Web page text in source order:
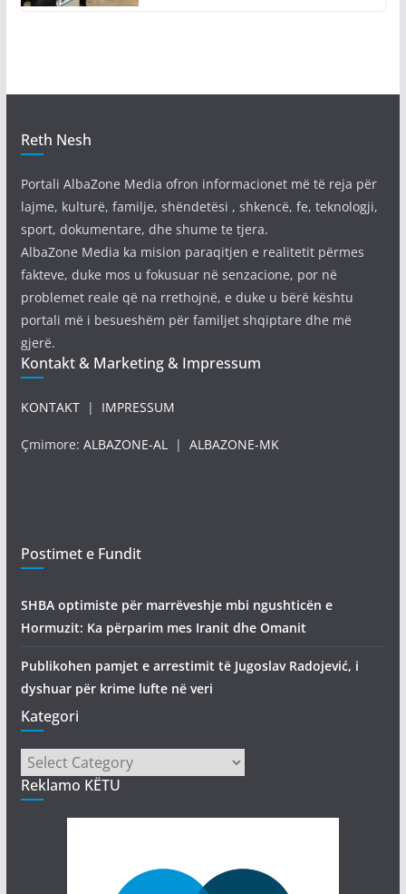
Reth Nesh
Portali AlbaZone Media ofron informacionet më të reja për
lajme, kulturë, familje, shëndetësi , shkencë, fe, teknologji,
sport, dokumentare, dhe shume te tjera.
AlbaZone Media ka mision paraqitjen e realitetit përmes
fakteve, duke mos u fokusuar në senzacione, por në
problemet reale që na rrethojnë, e duke u bërë kështu
portali më i besueshëm për familjet shqiptare dhe më
gjerë.
Kontakt & Marketing & Impressum
KONTAKT| IMPRESSUM
Çmimore: ALBAZONE-AL| ALBAZONE-MK
Postimet e Fundit
SHBA optimiste për marrëveshje mbi ngushticën e
Hormuzit: Ka përparim mes Iranit dhe Omanit
Publikohen pamjet e arrestimit të Jugoslav Radojević, i
dyshuar për krime lufte në veri
Kategori
Kategori
Reklamo KËTU